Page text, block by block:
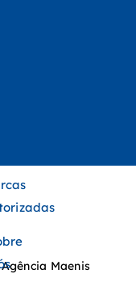
Maenis